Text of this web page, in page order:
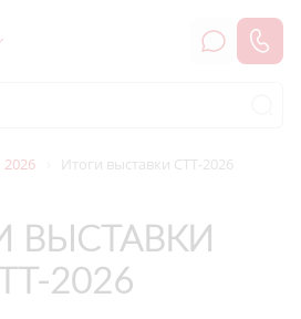
2026 Итоги выставки СТТ-2026
ВЫСТАВКИ
2026